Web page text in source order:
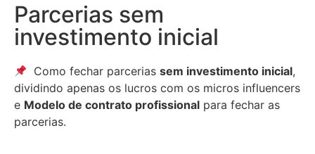
Parcerias sem
investimento inicial
Como fechar parceriassem investimento inicial,
dividindo apenas os lucros com os micros influencers
e Modelo de contrato profissional para fechar as
parcerias.